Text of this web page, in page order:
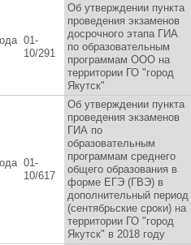
01-
10/291
Об утверждении пункта
проведения экзаменов
досрочного этапа ГИА
по образовательным
программам ООО на
территории ГО "город
Якутск"
01-
10/617
Об утверждении пункта
проведения экзаменов
ГИА по
образовательным
программам среднего
общего образования в
форме ЕГЭ (ГВЭ) в
дополнительный период
(сентябрьские сроки) на
территории ГО "город
Якутск" в 2018 году